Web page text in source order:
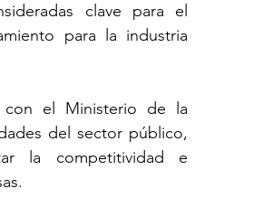
clave para el
para la industria
con el Ministerio de la
del sector público,
la competitividad e